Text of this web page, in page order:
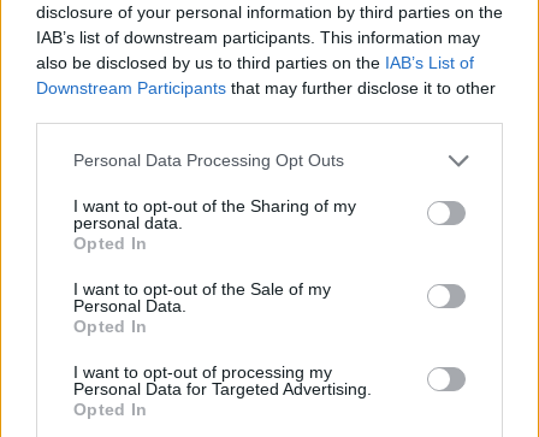
disclosure of your personal information by third parties on the
IAB’s list of downstream participants. This information may
also be disclosed by us to third parties on the IAB’s List of
Downstream Participants that may further disclose it to other
Personal Data Processing Opt Outs
I want to opt-out of the Sharing of my
personal data.
Opted In
I want to opt-out of the Sale of my
Personal Data.
Opted In
I want to opt-out of processing my
Personal Data for Targeted Advertising.
Opted In
dinamikához képest kétszer tudott gyorsabban növekedni
a Garantiqa kezességvállalási portfoliója, ami azt
eredményezte, hogy a garanciaintézmény részesedése...
KEDVES OLVASÓNK!
tartozik, melynek olvasása előfizetéses
regisztrációhoz kötött.
Az előfizetés a következőket tartalmazza:
Portfolio.hu teljes cikkarchívum
kötéslistái